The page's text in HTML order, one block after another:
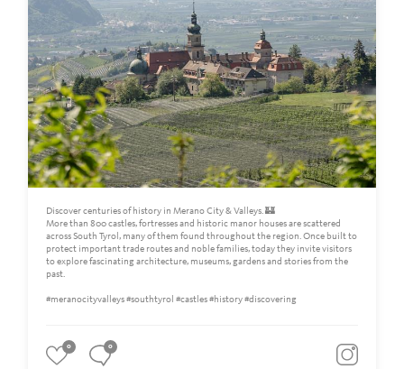
Discover centuries of history in Merano City & Valleys. 🏰
More than 800 castles, fortresses and historic manor houses are scattered
across South Tyrol, many of them found throughout the region. Once built to
protect important trade routes and noble families, today they invite visitors
to explore fascinating architecture, museums, gardens and stories from the
past.
#meranocityvalleys #southtyrol #castles #history #discovering
0 0